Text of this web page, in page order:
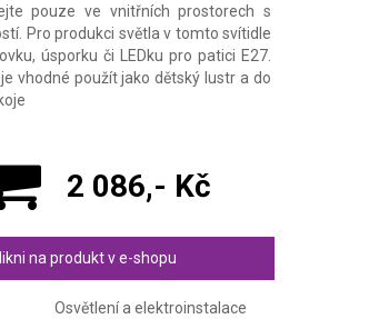
pouze ve vnitřních prostorech s
Pro produkci světla v tomto svítidle
úsporku či LEDku pro patici E27.
vhodné použít jako dětský lustr a do
2 086,- Kč
na produkt v e-shopu
Osvětlení a elektroinstalace